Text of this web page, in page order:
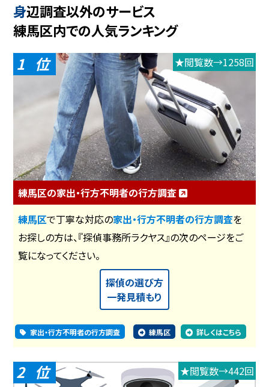
身辺調査以外のサービス
練馬区内での人気ランキング
1 ★閲覧数→1258回
練馬区の家出・行方不明者の行方調査
練馬区で丁寧な対応の家出・行方不明者の行方調査を
お探しの方は、『探偵事務所ラクヤス』の次のページをご
覧になってください。
探偵の選び方
一発見積もり
家出・行方不明者の行方調査 練馬区 詳しくはこちら
2 ★閲覧数→442回